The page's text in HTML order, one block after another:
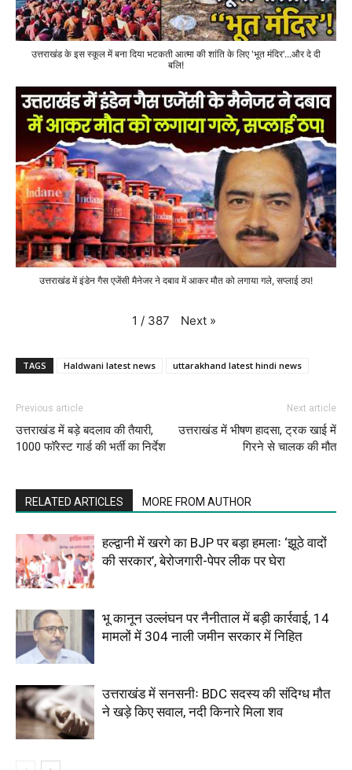
उत्तराखंड के इस स्कूल में बना दिया भटकती आत्मा की शांति के लिए 'भूत मंदिर'...और दे दी
बलि!
उत्तराखंड में इंडेन गैस एजेंसी मैनेजर ने दबाव में आकर मौत को लगाया गले, सप्लाई ठप!
1 / 387 Next »
TAGS Haldwani latest news uttarakhand latest hindi news
Previous article
उत्तराखंड में बड़े बदलाव की तैयारी,
1000 फॉरेस्ट गार्ड की भर्ती का निर्देश
Next article
उत्तराखंड में भीषण हादसा, ट्रक खाई में
गिरने से चालक की मौत
RELATED ARTICLES MORE FROM AUTHOR
हल्द्वानी में खरगे का BJP पर बड़ा हमलाः ‘झूठे वादों
की सरकार’, बेरोजगारी-पेपर लीक पर घेरा
भू कानून उल्लंघन पर नैनीताल में बड़ी कार्रवाई, 14
मामलों में 304 नाली जमीन सरकार में निहित
उत्तराखंड में सनसनीः BDC सदस्य की संदिग्ध मौत
ने खड़े किए सवाल, नदी किनारे मिला शव